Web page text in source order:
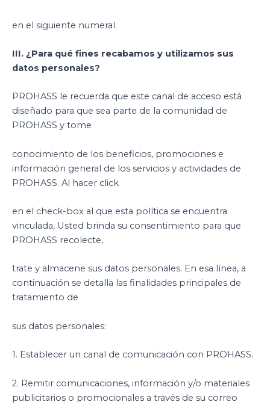
en el siguiente numeral.
III. ¿Para qué fines recabamos y utilizamos sus
datos personales?
PROHASS le recuerda que este canal de acceso está
diseñado para que sea parte de la comunidad de
PROHASS y tome
conocimiento de los beneficios, promociones e
información general de los servicios y actividades de
PROHASS. Al hacer click
en el check-box al que esta política se encuentra
vinculada, Usted brinda su consentimiento para que
PROHASS recolecte,
trate y almacene sus datos personales. En esa línea, a
continuación se detalla las finalidades principales de
tratamiento de
sus datos personales:
1. Establecer un canal de comunicación con PROHASS.
2. Remitir comunicaciones, información y/o materiales
publicitarios o promocionales a través de su correo